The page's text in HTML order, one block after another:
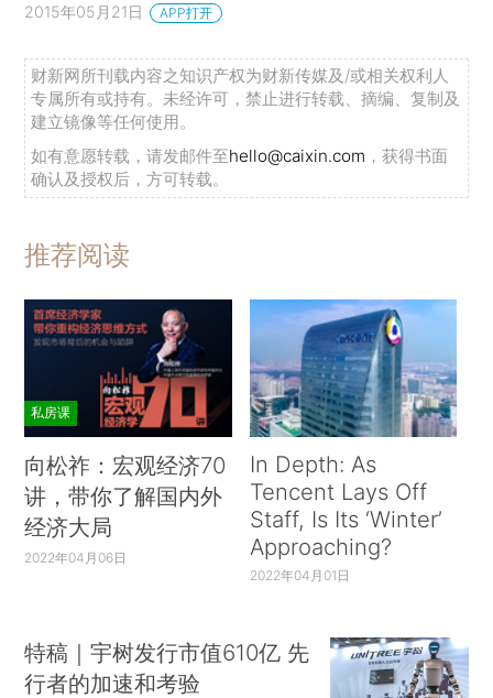
2015年05月21日 APP打开
财新网所刊载内容之知识产权为财新传媒及/或相关权利人
专属所有或持有。未经许可，禁止进行转载、摘编、复制及
建立镜像等任何使用。
如有意愿转载，请发邮件至hello@caixin.com ，获得书面
确认及授权后，方可转载。
推荐阅读
私房课
向松祚：宏观经济70
讲，带你了解国内外
经济大局
2022年04月06日
In Depth: As
Tencent Lays Off
Staff, Is Its ‘Winter’
Approaching?
2022年04月01日
特稿｜宇树发行市值610亿 先
行者的加速和考验